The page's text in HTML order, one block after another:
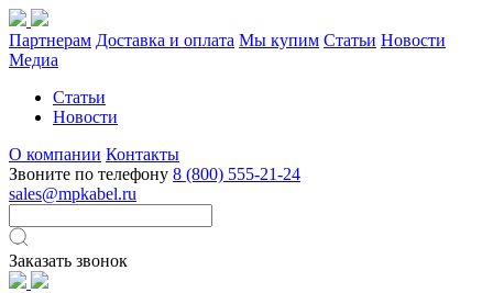
Партнерам Доставка и оплата Мы купим Статьи Новости
Медиа
Статьи
Новости
О компании Контакты
Звоните по телефону 8 (800) 555-21-24
sales@mpkabel.ru
Заказать звонок